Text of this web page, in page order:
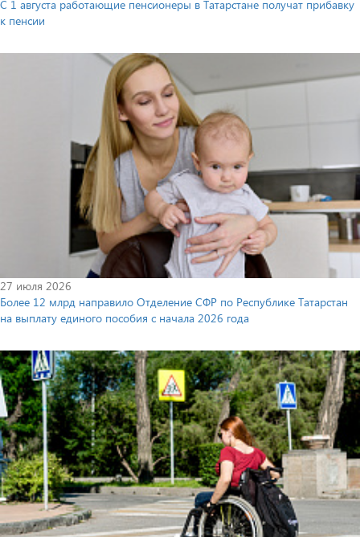
С 1 августа работающие пенсионеры в Татарстане получат прибавку
к пенсии
27 июля 2026
Более 12 млрд направило Отделение СФР по Республике Татарстан
на выплату единого пособия с начала 2026 года